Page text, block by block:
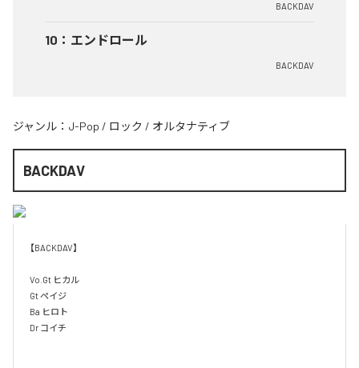
BACKDAV
10 ： エンドロール
BACKDAV
ジャンル： J-Pop / ロック / オルタナティブ
BACKDAV
【BACKDAV】
Vo.Gt ヒカル
Gt ペイジ
Ba ヒロト
Dr コイチ